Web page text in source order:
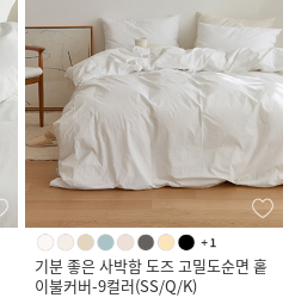
기분 좋은 사박함 도즈 고밀도순면 홑
이불커버-9컬러(SS/Q/K)